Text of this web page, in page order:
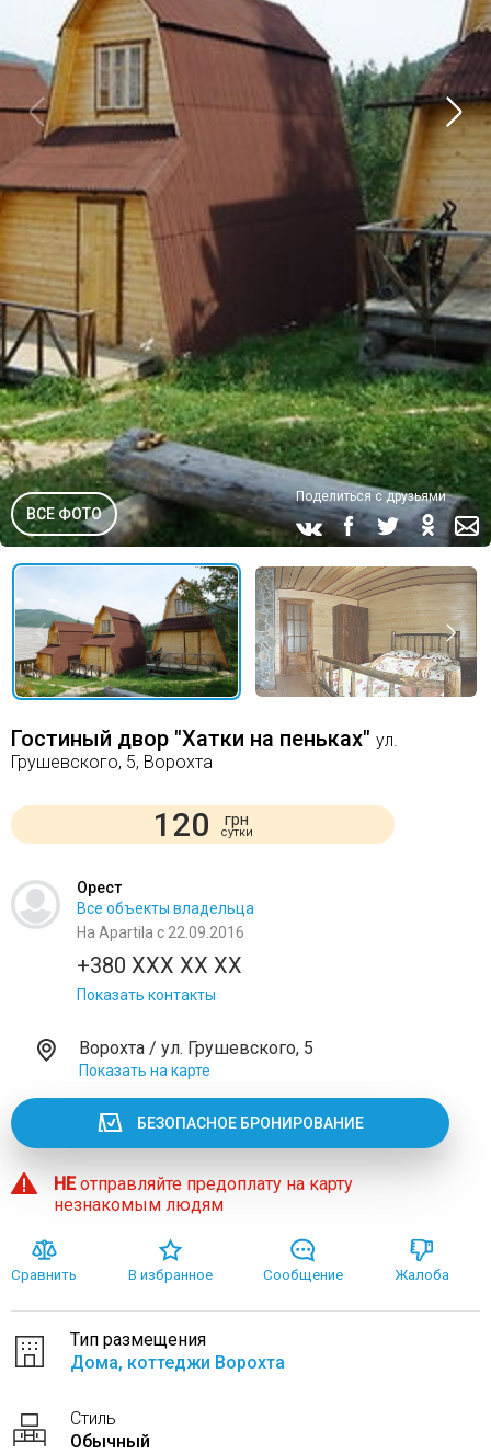
ВСЕ ФОТО
Поделиться с друзьями
Гостиный двор "Хатки на пеньках" ул.
Грушевского, 5, Ворохта
120 грн
сутки
Орест
Все объекты владельца
На Apartila с 22.09.2016
+380 XXX XX XX
Показать контакты
Ворохта / ул. Грушевского, 5
Показать на карте
БЕЗОПАСНОЕ БРОНИРОВАНИЕ
НЕотправляйте предоплату на карту
незнакомым людям
Сравнить В избранное Сообщение Жалоба
Тип размещения
Дома, коттеджи Ворохта
Стиль
Обычный